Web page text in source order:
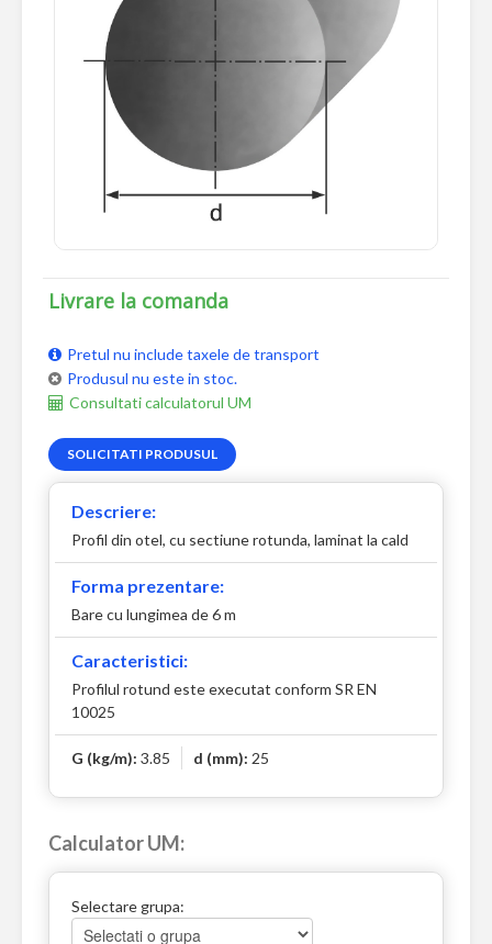
Livrare la comanda
Pretul nu include taxele de transport
Produsul nu este in stoc.
Consultati calculatorul UM
SOLICITATI PRODUSUL
Descriere:
Profil din otel, cu sectiune rotunda, laminat la cald
Forma prezentare:
Bare cu lungimea de 6 m
Caracteristici:
Profilul rotund este executat conform SR EN
10025
G (kg/m): 3.85 d (mm): 25
Calculator UM:
Selectare grupa: